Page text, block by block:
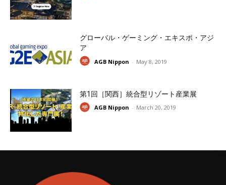
グローバル・ゲーミング・エキスポ・アジ
ア
AGB Nippon - May 8, 2019
第1回［関西］統合型リゾート産業展
AGB Nippon - March 20, 2019